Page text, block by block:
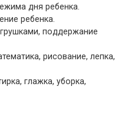
дня ребенка.
ребенка.
поддержание
рисование, лепка,
глажка, уборка,